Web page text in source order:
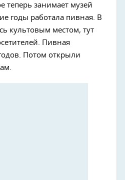
теперь занимает музей
годы работала пивная. В
культовым местом, тут
Пивная
Потом открыли